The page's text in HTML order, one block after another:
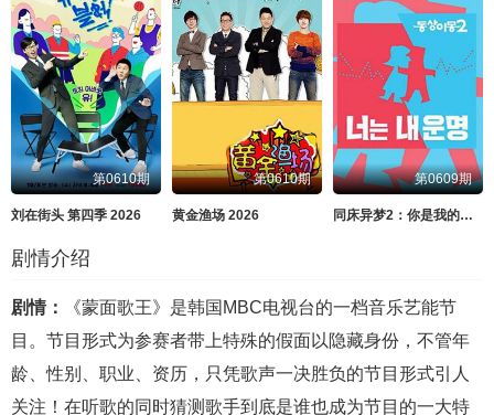
第0610期
刘在街头 第四季 2026
第0610期
黄金渔场 2026
第0609期
同床异梦2：你是我的命运 2026
剧情介绍
剧情：
《蒙面歌王》是韩国MBC电视台的一档音乐艺能节
目。节目形式为参赛者带上特殊的假面以隐藏身份，不管年
龄、性别、职业、资历，只凭歌声一决胜负的节目形式引人
关注！在听歌的同时猜测歌手到底是谁也成为节目的一大特